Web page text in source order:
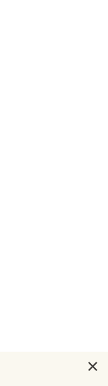
×